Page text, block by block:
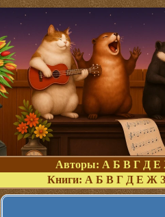
Авторы: А Б В Г Д Е
Книги: А Б В Г Д Е Ж З